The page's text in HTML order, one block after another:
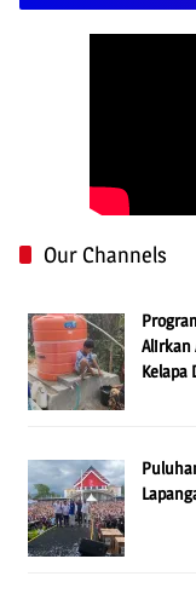
Our Channels
Alirkan
Kelapa